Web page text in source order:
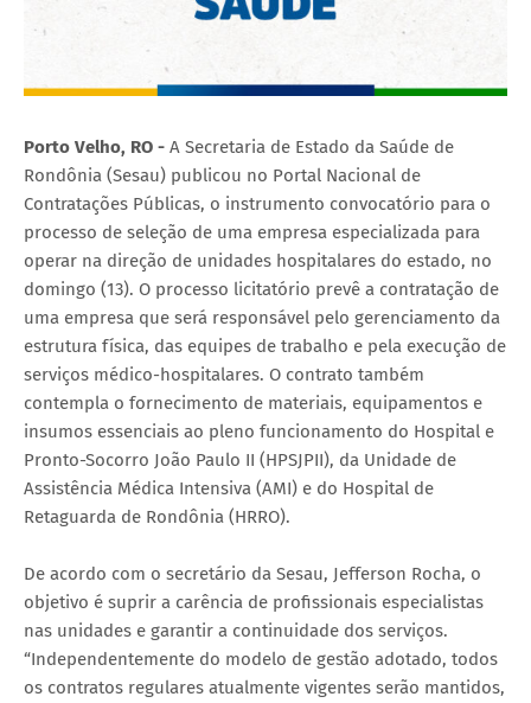
Porto Velho, RO - A Secretaria de Estado da Saúde de
Rondônia (Sesau) publicou no Portal Nacional de
Contratações Públicas, o instrumento convocatório para o
processo de seleção de uma empresa especializada para
operar na direção de unidades hospitalares do estado, no
domingo (13). O processo licitatório prevê a contratação de
uma empresa que será responsável pelo gerenciamento da
estrutura física, das equipes de trabalho e pela execução de
serviços médico-hospitalares. O contrato também
contempla o fornecimento de materiais, equipamentos e
insumos essenciais ao pleno funcionamento do Hospital e
Pronto-Socorro João Paulo II (HPSJPII), da Unidade de
Assistência Médica Intensiva (AMI) e do Hospital de
Retaguarda de Rondônia (HRRO).
De acordo com o secretário da Sesau, Jefferson Rocha, o
objetivo é suprir a carência de profissionais especialistas
nas unidades e garantir a continuidade dos serviços.
“Independentemente do modelo de gestão adotado, todos
os contratos regulares atualmente vigentes serão mantidos,